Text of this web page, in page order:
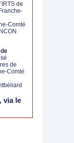
de
Comté
de
Comté
via le